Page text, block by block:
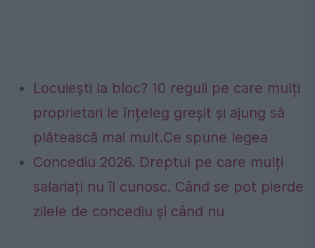
Locuiești la bloc? 10 reguli pe care mulți
proprietari le înțeleg greșit și ajung să
plătească mai mult.Ce spune legea
Concediu 2026. Dreptul pe care mulți
salariați nu îl cunosc. Când se pot pierde
zilele de concediu și când nu